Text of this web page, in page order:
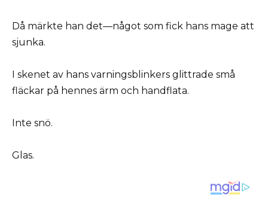
Då märkte han det—något som fick hans mage att
sjunka.
I skenet av hans varningsblinkers glittrade små
fläckar på hennes ärm och handflata.
Inte snö.
Glas.